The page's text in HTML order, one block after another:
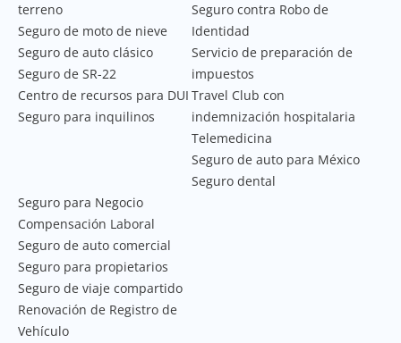
terreno
Seguro de moto de nieve
Seguro de auto clásico
Seguro de SR-22
Centro de recursos para DUI
Seguro para inquilinos
Seguro contra Robo de
Identidad
Servicio de preparación de
impuestos
Travel Club con
indemnización hospitalaria
Telemedicina
Seguro de auto para México
Seguro dental
Seguro para Negocio
Compensación Laboral
Seguro de auto comercial
Seguro para propietarios
Seguro de viaje compartido
Renovación de Registro de
Vehículo